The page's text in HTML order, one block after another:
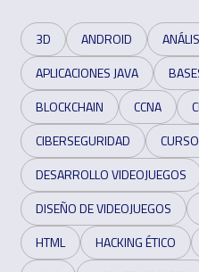
3D ANDROID
APLICACIONES JAVA
BLOCKCHAIN
CCNA
CIBERSEGURIDAD
DESARROLLO VIDEOJUEGOS
DISEÑO DE VIDEOJUEGOS
HTML
HACKING ÉTICO